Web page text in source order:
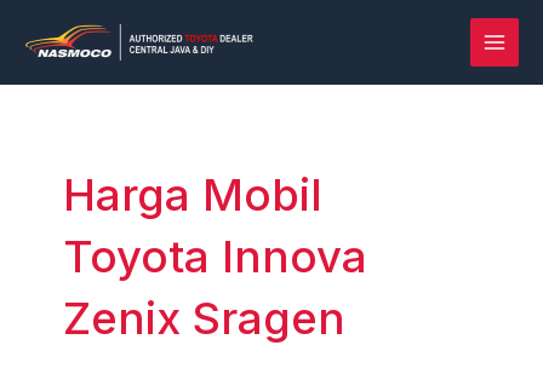
konten
Harga Mobil
Toyota Innova
Zenix Sragen
pagination